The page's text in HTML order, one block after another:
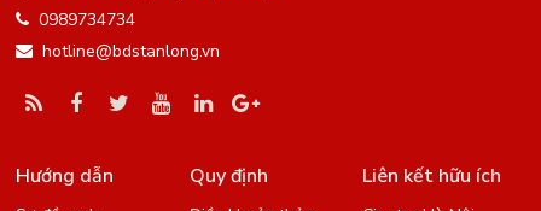
0989734734
hotline@bdstanlong.vn
Hướng dẫn Quy định Liên kết hữu ích